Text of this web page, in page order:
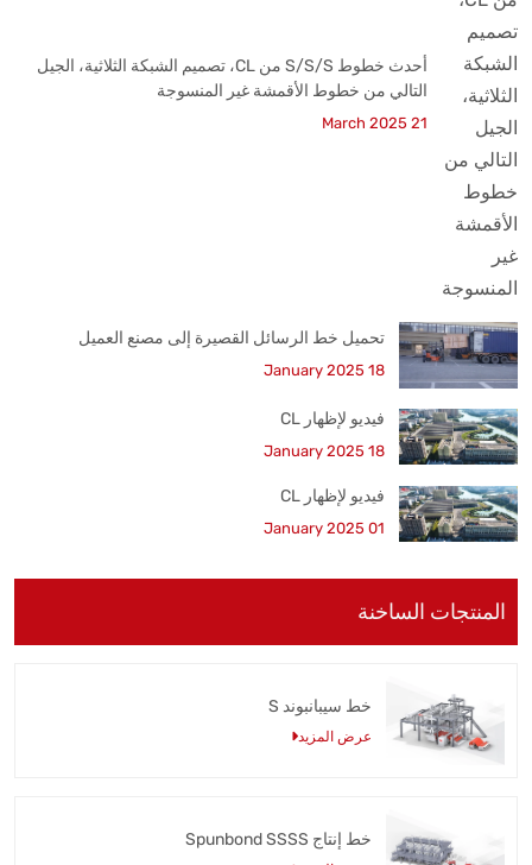
أحدث خطوط S/S/S من CL، تصميم الشبكة الثلاثية، الجيل
التالي من خطوط الأقمشة غير المنسوجة
21 March 2025
تحميل خط الرسائل القصيرة إلى مصنع العميل
18 January 2025
فيديو لإظهار CL
18 January 2025
فيديو لإظهار CL
01 January 2025
المنتجات الساخنة
خط سيبانبوند S
عرض المزيد
خط إنتاج Spunbond SSSS